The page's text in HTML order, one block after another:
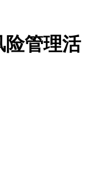
险管理活